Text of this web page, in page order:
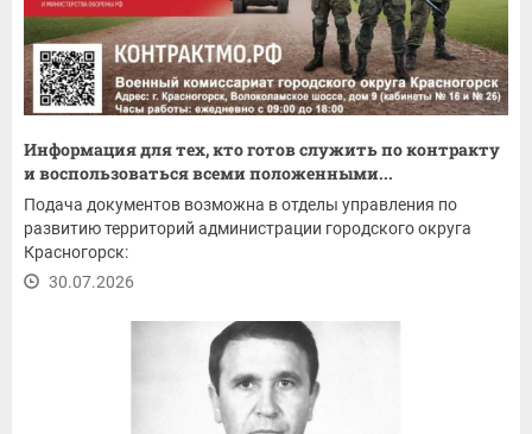
Информация для тех, кто готов служить по контракту
и воспользоваться всеми положенными...
Подача документов возможна в отделы управления по
развитию территорий администрации городского округа
Красногорск:
30.07.2026